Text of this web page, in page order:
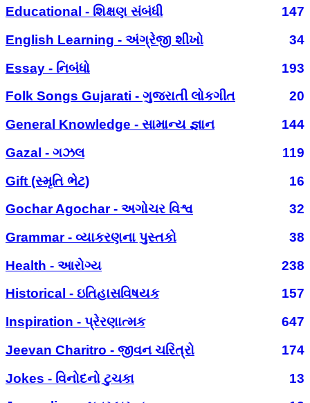
Educational - શિક્ષણ સંબંધી
147
English Learning - અંગ્રેજી શીખો
34
Essay - નિબંધો
193
Folk Songs Gujarati - ગુજરાતી લોકગીત
20
General Knowledge - સામાન્ય જ્ઞાન
144
Gazal - ગઝલ
119
Gift (સ્મૃતિ ભેટ)
16
Gochar Agochar - અગોચર વિશ્વ
32
Grammar - વ્યાકરણના પુસ્તકો
38
Health - આરોગ્ય
238
Historical - ઇતિહાસવિષયક
157
Inspiration - પ્રેરણાત્મક
647
Jeevan Charitro - જીવન ચરિત્રો
174
Jokes - વિનોદનો ટુચકા
13